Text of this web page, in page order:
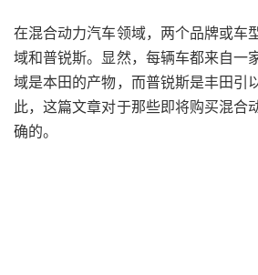
在混合动力汽车领域，两个品牌或车
域和普锐斯。显然，每辆车都来自一
域是本田的产物，而普锐斯是丰田引
此，这篇文章对于那些即将购买混合
确的。